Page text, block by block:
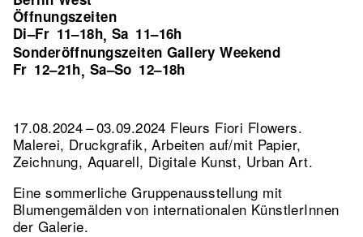
Öffnungszeiten
Di–Fr 11–18h, Sa 11–16h
Sonderöffnungszeiten Gallery Weekend
Fr 12–21h, Sa–So 12–18h
17.08.2024 – 03.09.2024 Fleurs Fiori Flowers.
Malerei, Druckgrafik, Arbeiten auf/mit Papier,
Zeichnung, Aquarell, Digitale Kunst, Urban Art.
Eine sommerliche Gruppenausstellung mit
Blumengemälden von internationalen KünstlerInnen
der Galerie.